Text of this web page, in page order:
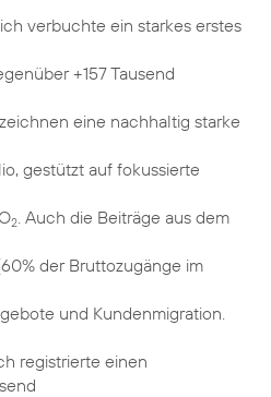
verbuchte ein starkes erstes
+157 Tausend
eine nachhaltig starke
gestützt auf fokussierte
2. Auch die Beiträge aus dem
der Bruttozugänge im
und Kundenmigration.
registrierte einen